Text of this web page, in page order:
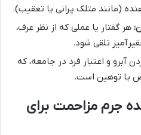
(مانند متلک پرانی یا تعقیب).
هر گفتار یا عملی که از نظر عرف،
تلقی شود.
آبرو و اعتبار فرد در جامعه، که
یا توهین است.
جرم مزاحمت برای